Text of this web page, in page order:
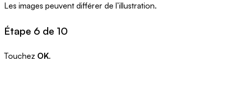
Les images peuvent différer de l’illustration.
Étape 6 de 10
Touchez OK.